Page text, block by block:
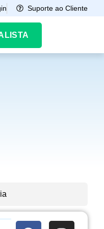
Suporte ao Cliente